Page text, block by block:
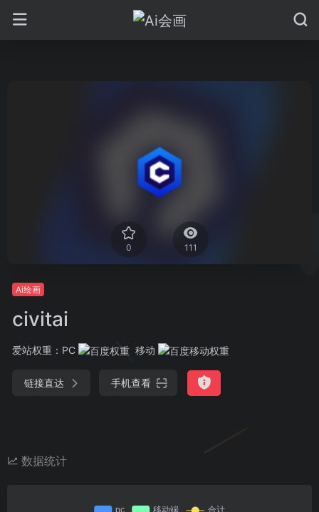
0 111
Ai绘画
civitai
爱站权重： PC 移动
链接直达 手机查看
数据统计